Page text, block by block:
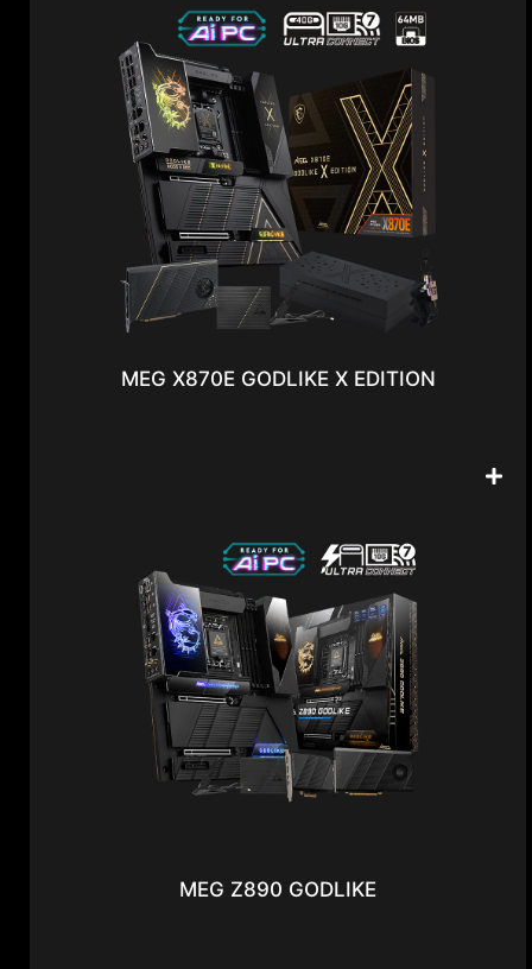
MEG X870E GODLIKE X EDITION
MEG Z890 GODLIKE